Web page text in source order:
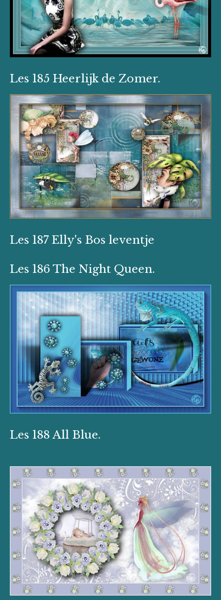
Les 185 Heerlijk de Zomer.
Les 187 Elly's Bos leventje
Les 186 The Night Queen.
Les 188 All Blue.